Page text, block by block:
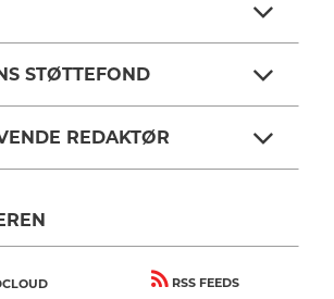
STØTTEFOND
REDAKTØR
RSS FEEDS